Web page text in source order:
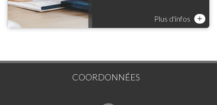
Plus d'infos +
COORDONNÉES